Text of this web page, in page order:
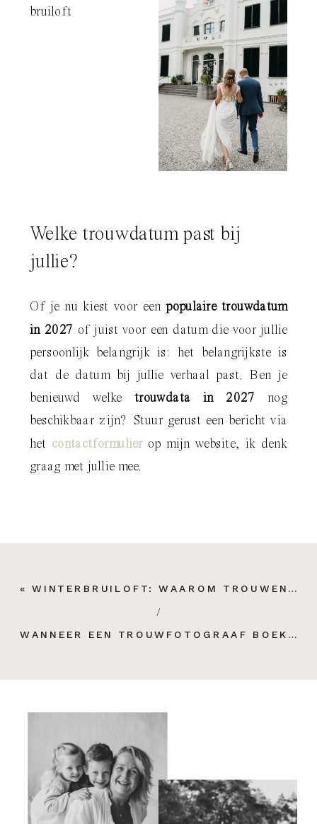
Welke trouwdatum past bij
jullie?
Of je nu kiest voor eenpopulaire trouwdatum
in 2027 of juist voor een datum die voor jullie
persoonlijk belangrijk is: het belangrijkste is
dat de datum bij jullie verhaal past. Ben je
benieuwd welke trouwdata in 2027 nog
beschikbaar zijn? Stuur gerust een bericht via
het contactformulierop mijn website, ik denk
graag met jullie mee.
WANNEER EEN TROUWFOTOGRAAF BOEKEN? TIPS VAN MIJ ALS TROUWFOTOGRAAF!
« WINTERBRUILOFT: WAAROM TROUWEN IN DE WINTER ZO BIJZONDER IS (EN HOE JE ER PRACHTIGE FOTO’S VAN KRIJGT)
/